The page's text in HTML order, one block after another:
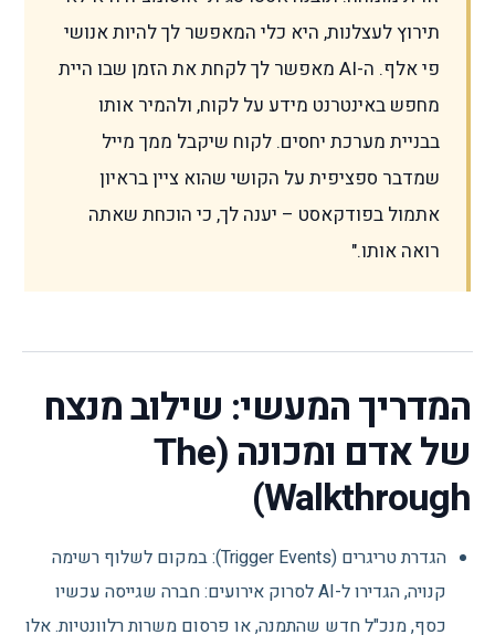
תירוץ לעצלנות, היא כלי המאפשר לך להיות אנושי
פי אלף. ה-AI מאפשר לך לקחת את הזמן שבו היית
מחפש באינטרנט מידע על לקוח, ולהמיר אותו
בבניית מערכת יחסים. לקוח שיקבל ממך מייל
שמדבר ספציפית על הקושי שהוא ציין בראיון
אתמול בפודקאסט – יענה לך, כי הוכחת שאתה
רואה אותו."
המדריך המעשי: שילוב מנצח
של אדם ומכונה (The
Walkthrough)
הגדרת טריגרים (Trigger Events): במקום לשלוף רשימה
קנויה, הגדירו ל-AI לסרוק אירועים: חברה שגייסה עכשיו
כסף, מנכ"ל חדש שהתמנה, או פרסום משרות רלוונטיות. אלו